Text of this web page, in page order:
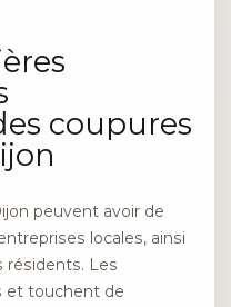
coupures
peuvent avoir de
locales, ainsi
résidents. Les
et touchent de